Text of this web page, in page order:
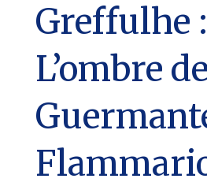
Greffulhe :
L’ombre